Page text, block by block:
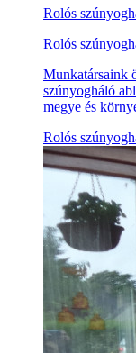
Rolós
Rolós
Munkatársaink
szúnyogháló
megye és
Rolós